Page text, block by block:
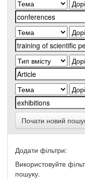
Почати новий
Додати фільтри:
Використовуйте
пошуку.